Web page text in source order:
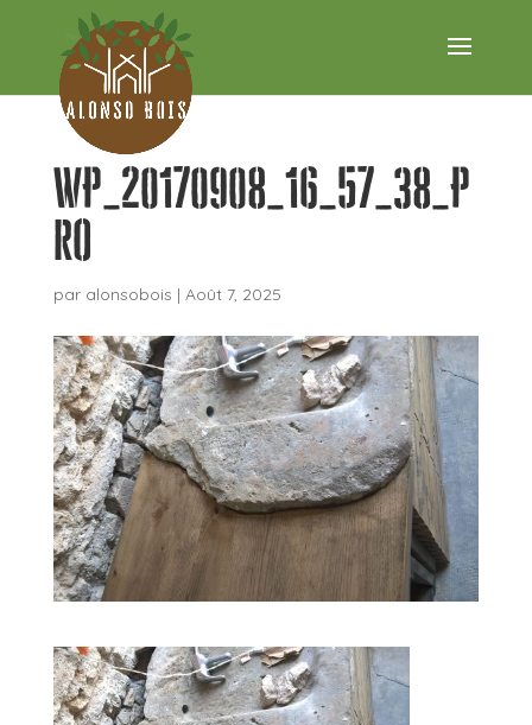
WP_20170908_16_57_38_P
ro
par alonsobois | Août 7, 2025